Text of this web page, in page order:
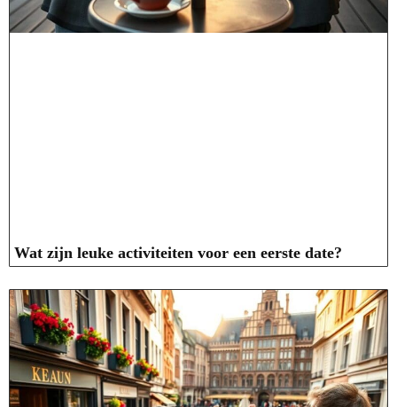
Wat zijn leuke activiteiten voor een eerste date?